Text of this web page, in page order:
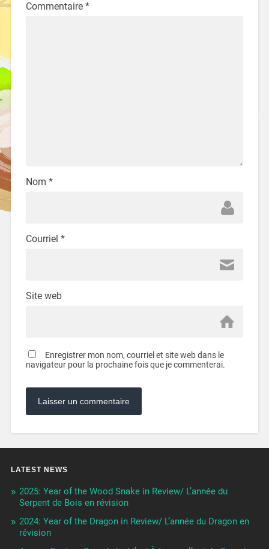
Commentaire *
Nom *
Courriel *
Site web
Enregistrer mon nom, courriel et site web dans le
navigateur pour la prochaine fois que je commenterai.
LATEST NEWS
2025: Year of the Wood Snake in Review/ L’année du
Serpent de Bois en révision
2024: Year of the Dragon in Review/ L’année du Dragon en
révision